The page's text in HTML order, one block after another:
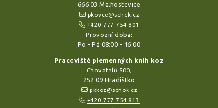
666 03 Malhostovice
pkovce@schok.cz
+420 777 754 801
Provozní doba:
Po - Pá 08:00 - 16:00
Pracoviště plemenných knih koz
Chovatelů 500,
252 09 Hradištko
pkkoz@schok.cz
+420 777 754 813